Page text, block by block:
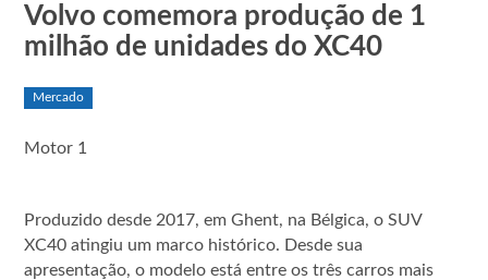
Volvo comemora produção de 1
milhão de unidades do XC40
Mercado
Motor 1
Produzido desde 2017, em Ghent, na Bélgica, o SUV
XC40 atingiu um marco histórico. Desde sua
apresentação, o modelo está entre os três carros mais